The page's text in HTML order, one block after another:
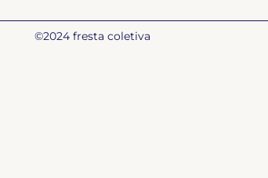
©2024 fresta coletiva